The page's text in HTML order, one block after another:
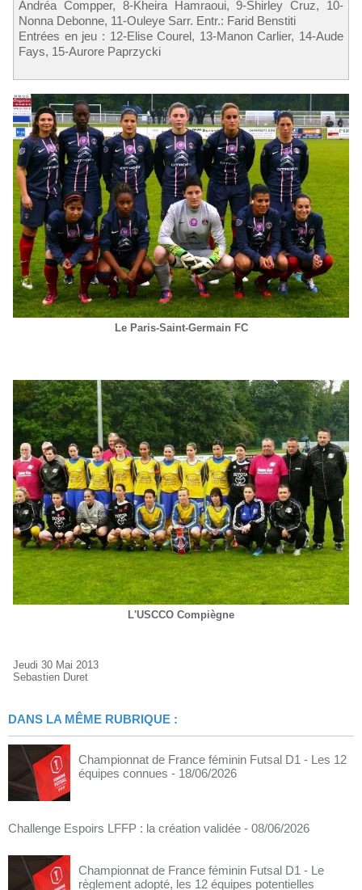
Andréa Compper, 8-Kheira Hamraoui, 9-Shirley Cruz, 10-
Nonna Debonne, 11-Ouleye Sarr. Entr.: Farid Benstiti
Entrées en jeu : 12-Elise Courel, 13-Manon Carlier, 14-Aude
Fays, 15-Aurore Paprzycki
Le Paris-Saint-Germain FC
L'USCCO Compiègne
Jeudi 30 Mai 2013
Sebastien Duret
DANS LA MÊME RUBRIQUE :
Championnat de France féminin Futsal D1 - Les 12
équipes connues - 18/06/2026
Challenge Espoirs LFFP : la création validée - 08/06/2026
Championnat de France féminin Futsal D1 - Le
règlement adopté, les 12 équipes potentielles